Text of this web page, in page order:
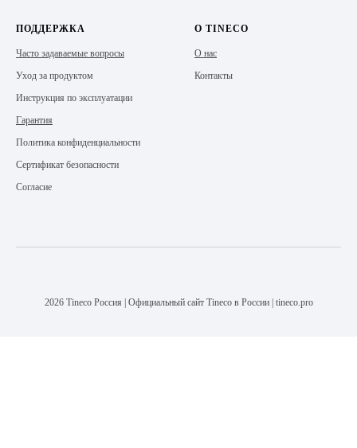
ПОДДЕРЖКА
Часто задаваемые вопросы
Уход за продуктом
Инструкция по эксплуатации
Гарантия
Политика конфиденциальности
Сертификат безопасности
Согласие
О TINECO
О нас
Контакты
2026 Tineco Россия | Официальный сайт Tineco в России | tineco.pro